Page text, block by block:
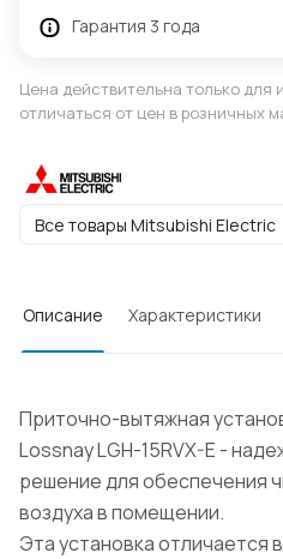
Гарантия 3 года
Цена действительна только для
отличаться от цен в розничных
Все товары Mitsubishi Electric
Описание Характеристики
Приточно-вытяжная
Lossnay LGH-15RVX-E -
решение для обеспечения
воздуха в помещении.
Эта установка отличается